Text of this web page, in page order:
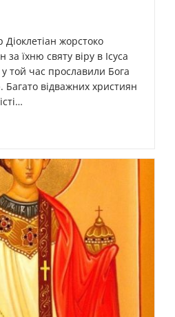
жорстоко
за їхню святу віру в Ісуса
той час прославили Бога
відважних християн